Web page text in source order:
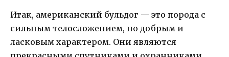
Итак, американский бульдог — это порода с
сильным телосложением, но добрым и
ласковым характером. Они являются